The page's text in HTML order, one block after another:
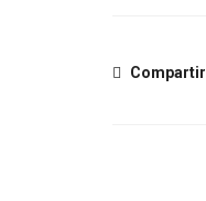
Compartir